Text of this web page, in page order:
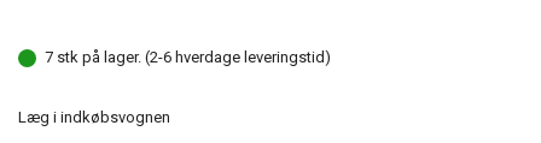
7 stk på lager. (2-6 hverdage leveringstid)
Læg i indkøbsvognen